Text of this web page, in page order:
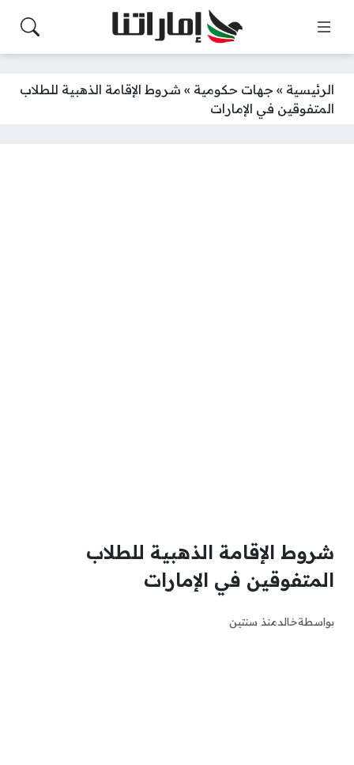
الرئيسية » جهات حكومية » شروط الإقامة الذهبية للطلاب
المتفوقين في الإمارات
شروط الإقامة الذهبية للطلاب
المتفوقين في الإمارات
بواسطةخالدمنذ سنتين